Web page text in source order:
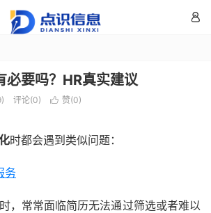

必要吗？HR真实建议
评论(0)  赞(0)
时都会遇到类似问题：
务
，常常面临简历无法通过筛选或者难以